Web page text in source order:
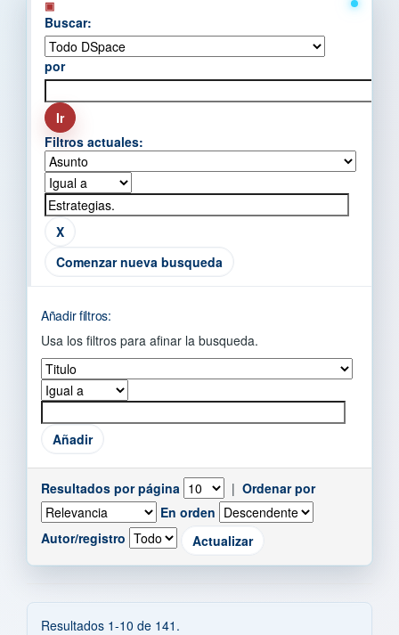
Buscar:
por
Filtros actuales:
Comenzar nueva busqueda
Añadir filtros:
Usa los filtros para afinar la busqueda.
Resultados por página | Ordenar por
En orden
Autor/registro
Resultados 1-10 de 141.